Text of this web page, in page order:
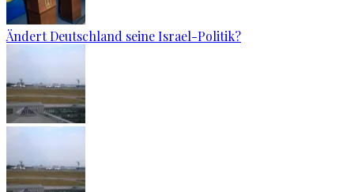
Ändert Deutschland seine Israel-Politik?